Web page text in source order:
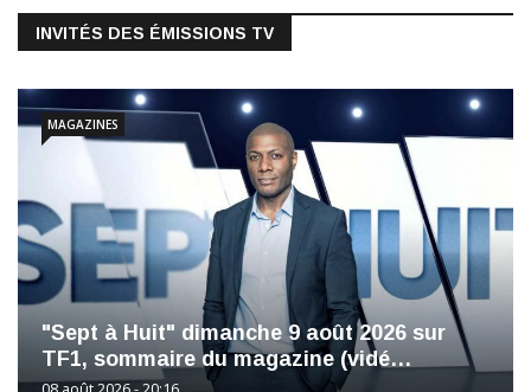
INVITÉS DES ÉMISSIONS TV
"Sept à Huit" dimanche 9 août 2026 sur
TF1, sommaire du magazine (vidé…
MAGAZINES